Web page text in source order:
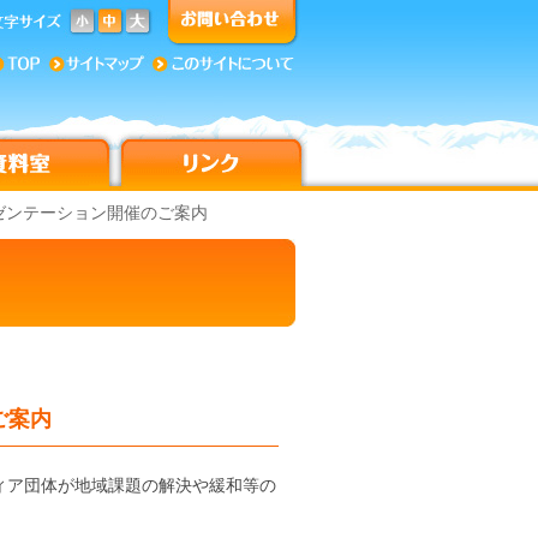
テーション開催のご案内
案内
団体が地域課題の解決や緩和等の